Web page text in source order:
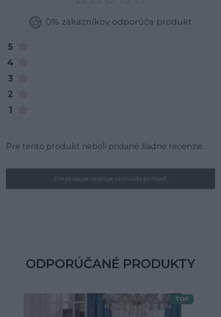
0% zákazníkov odporúča produkt
5
4
3
2
1
Pre tento produkt neboli pridané žiadne recenzie.
Pre pridanie recenzie sa musíte prihlásiť
ODPORÚČANÉ PRODUKTY
TOP
Doprava zdarma